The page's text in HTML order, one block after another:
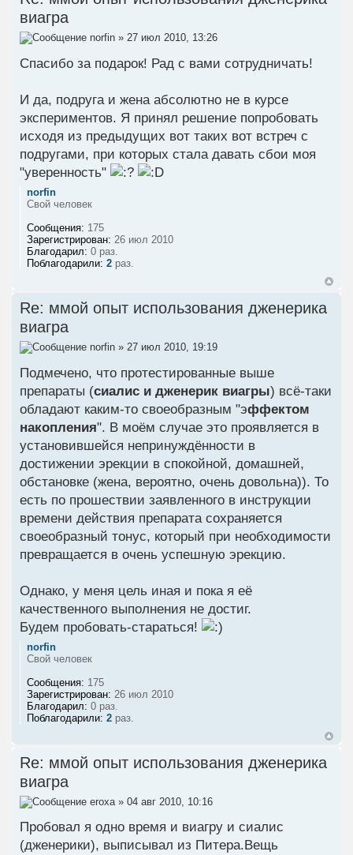
виагра
norfin » 27 июл 2010, 13:26
Спасибо за подарок! Рад с вами сотрудничать!
И да, подруга и жена абсолютно не в курсе
экспериментов. Я принял решение попробовать
исходя из предыдущих вот таких вот встреч с
подругами, при которых стала давать сбои моя
"уверенность"
norfin
Свой человек
Сообщения: 175
Зарегистрирован: 26 июл 2010
Благодарил: 0 раз.
Поблагодарили: 2 раз.
Re: ммой опыт использования дженерика
виагра
norfin » 27 июл 2010, 19:19
Подмечено, что протестированные выше
препараты (сиалис и дженерик виагры) всё-таки
обладают каким-то своеобразным "эффектом
накопления". В моём случае это проявляется в
установившейся непринуждённости в
достижении эрекции в спокойной, домашней,
обстановке (жена, вероятно, очень довольна)). То
есть по прошествии заявленного в инструкции
времени действия препарата сохраняется
своеобразный тонус, который при необходимости
превращается в очень успешную эрекцию.
Однако, у меня цель иная и пока я её
качественного выполнения не достиг.
Будем пробовать-стараться!
norfin
Свой человек
Сообщения: 175
Зарегистрирован: 26 июл 2010
Благодарил: 0 раз.
Поблагодарили: 2 раз.
Re: ммой опыт использования дженерика
виагра
eroxa » 04 авг 2010, 10:16
Пробовал я одно время и виагру и сиалис
(дженерики), выписывал из Питера.Вещь